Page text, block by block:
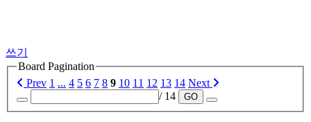
쓰기
Board Pagination
Prev 1 ... 4 5 6 7 8 9 10 11 12 13 14 Next
/ 14
GO